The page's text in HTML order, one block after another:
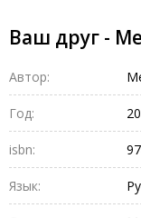
Ваш друг -
Автор:
Год:
isbn:
Язык: